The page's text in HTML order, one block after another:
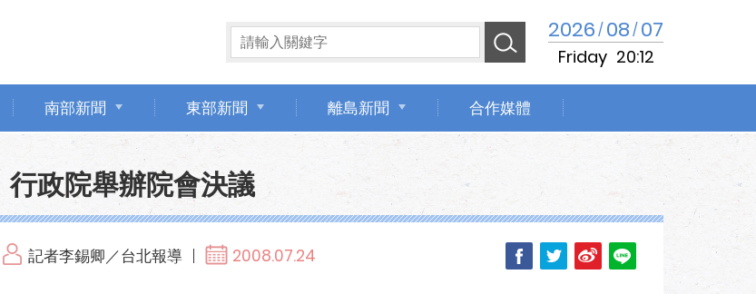
2026/08/07
Friday 20:12
南部新聞 東部新聞 離島新聞 合作媒體
行政院舉辦院會決議
記者李錫卿／台北報導 2008.07.24